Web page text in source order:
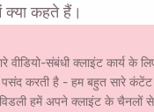
क्या कहते हैं।
वीडियो-संबंधी क्लाइंट कार्य के
पसंद करती है - हम बहुत सारे
हमें अपने क्लाइंट के चैनलों से
भेजना